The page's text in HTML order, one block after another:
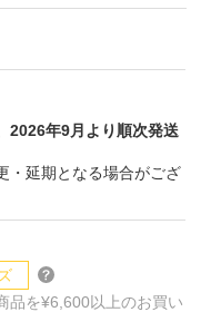
2026年9月より順次発送
・延期となる場合がござ
品を¥6,600以上のお買い